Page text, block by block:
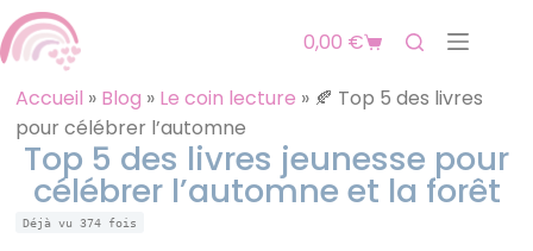
0,00 €
Accueil » Blog » Le coin lecture » 🍂 Top 5 des livres
pour célébrer l’automne
Top 5 des livres jeunesse pour
célébrer l’automne et la forêt
Déjà vu374 fois